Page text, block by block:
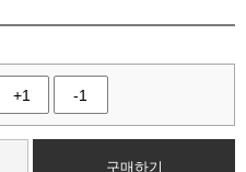
+1 -1
구매하기